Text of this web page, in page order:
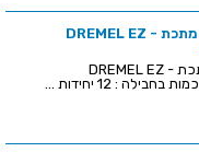
חבילת דיסקיות לחיתוך מתכת - DREMEL EZ
חבילת דיסקיות לחיתוך מתכת - DREMEL EZ